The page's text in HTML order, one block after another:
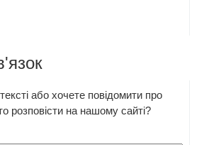
або хочете повідомити про
розповісти на нашому сайті?